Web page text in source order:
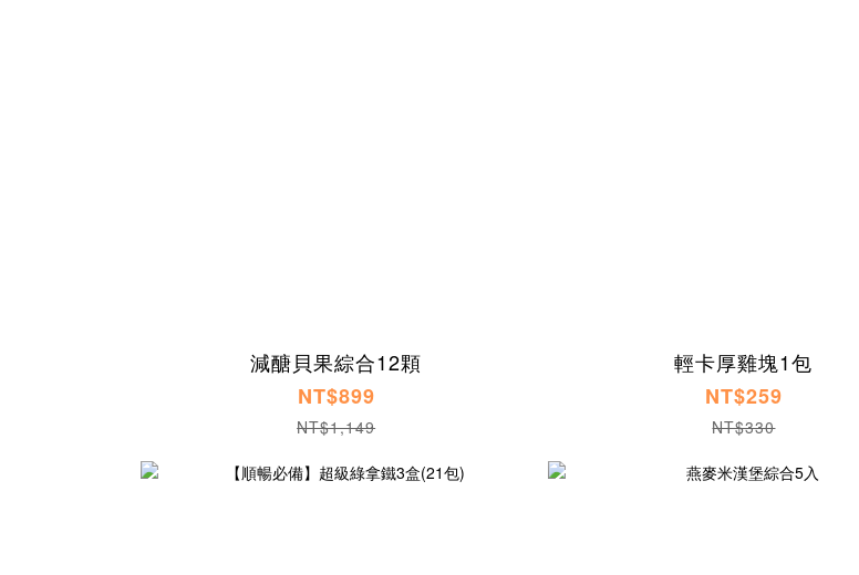
減醣貝果綜合12顆
NT$899
NT$1,149
輕卡厚雞塊1包
NT$259
NT$330